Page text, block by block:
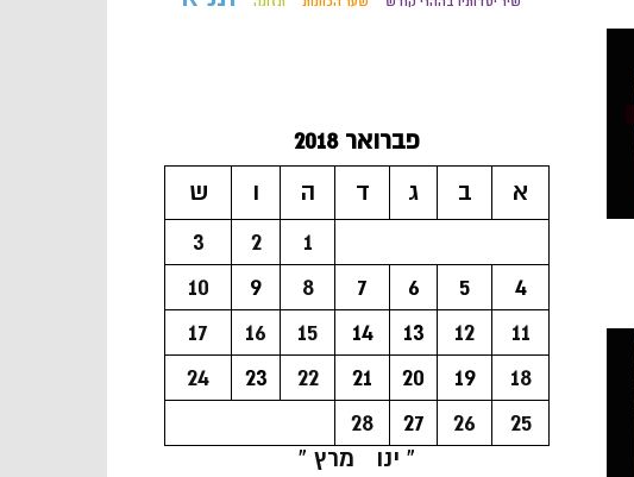
פברואר 2018
א
ב ג ד ה ו
ש
1
2
3
4
5
6
7
8
9
10
11
12
13
14
15
16
17
18
19
20
21
22
23
24
25
26
27
28
« ינו
מרץ »